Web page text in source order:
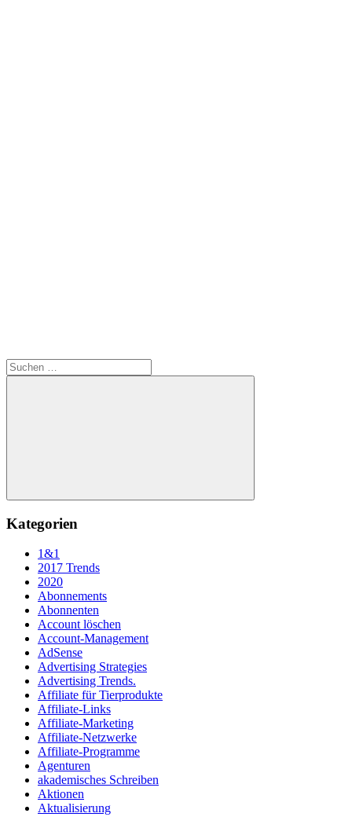
Suchen
nach:
Suchen
Kategorien
1&1
2017 Trends
2020
Abonnements
Abonnenten
Account löschen
Account-Management
AdSense
Advertising Strategies
Advertising Trends.
Affiliate für Tierprodukte
Affiliate-Links
Affiliate-Marketing
Affiliate-Netzwerke
Affiliate-Programme
Agenturen
akademisches Schreiben
Aktionen
Aktualisierung